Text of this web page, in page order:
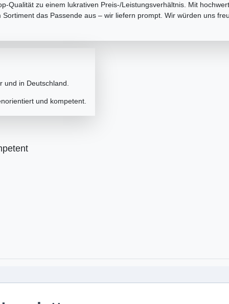
Qualität zu einem lukrativen Preis-/Leistungsverhältnis. Mit
das Passende aus – wir liefern prompt. Wir würden uns
in Deutschland.
und kompetent.